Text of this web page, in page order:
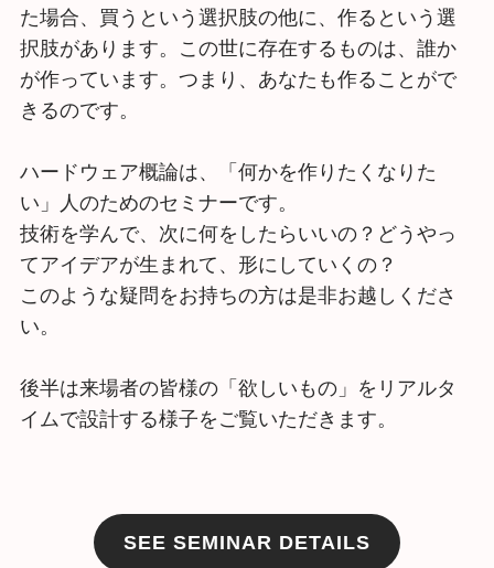
た場合、買うという選択肢の他に、作るという選
択肢があります。この世に存在するものは、誰か
が作っています。つまり、あなたも作ることがで
きるのです。
ハードウェア概論は、「何かを作りたくなりた
い」人のためのセミナーです。
技術を学んで、次に何をしたらいいの？どうやっ
てアイデアが生まれて、形にしていくの？
このような疑問をお持ちの方は是非お越しくださ
い。
後半は来場者の皆様の「欲しいもの」をリアルタ
イムで設計する様子をご覧いただきます。
SEE SEMINAR DETAILS